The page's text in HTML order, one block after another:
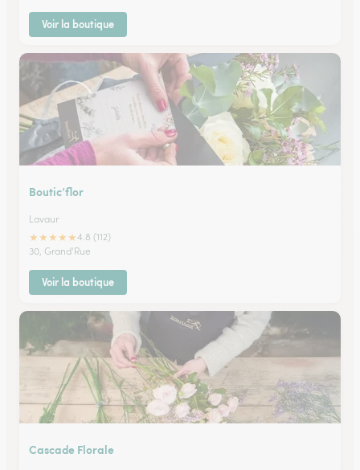
Voir la boutique
Boutic’flor
Lavaur
★★★★★4.8 (112)
30, Grand'Rue
Voir la boutique
Cascade Florale